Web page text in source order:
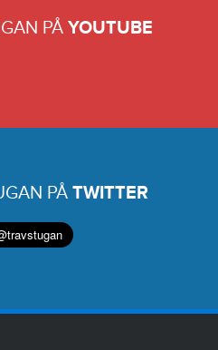
PÅ YOUTUBE
PÅ TWITTER